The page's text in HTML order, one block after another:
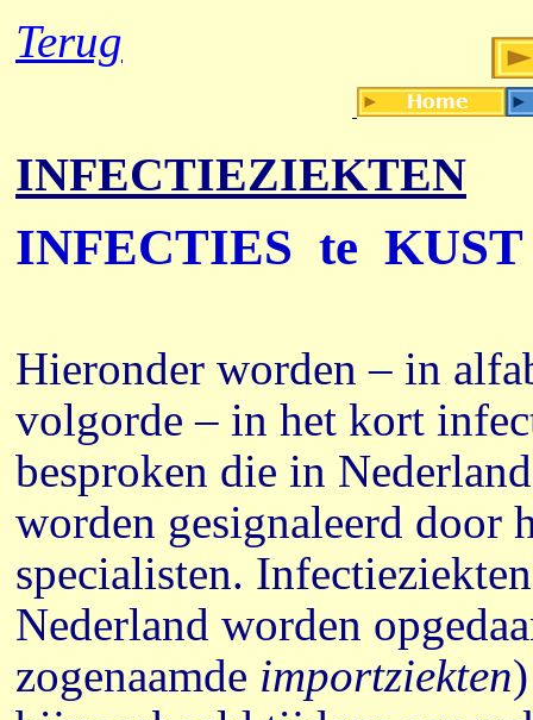
Terug
INFECTIEZIEKTEN
INFECTIES te
Hieronder worden – in
volgorde – in het kort
besproken die in
worden gesignaleerd door
specialisten.
Nederland worden
zogenaamde importziekten